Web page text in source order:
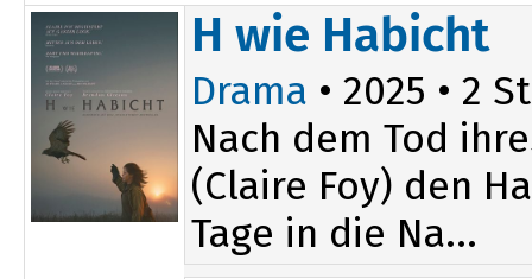
20:15
H wie Habicht
Drama • 2025 • 2
Nach dem Tod
(Claire Foy) den
Tage in die Na...